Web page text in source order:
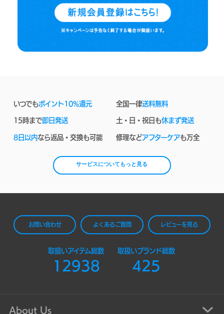
いつでもポイント10%還元 全国一律送料無料
15時まで即日発送 土・日・祝日も休まず発送
8日以内なら返品・交換も可能 修理などアフターケアも万全
サービスについてもっと見る
お問い合わせ よくあるご質問 レビューを見る
取扱いアイテム総数
12938
取扱いブランド総数
425
About Us